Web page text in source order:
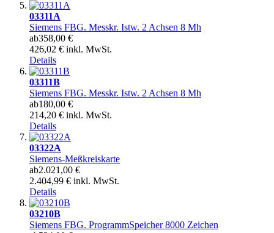
03311A
Siemens FBG. Messkr. Istw. 2 Achsen 8 Mh
ab358,00 €
426,02 € inkl. MwSt.
Details
03311B
Siemens FBG. Messkr. Istw. 2 Achsen 8 Mh
ab180,00 €
214,20 € inkl. MwSt.
Details
03322A
Siemens-Meßkreiskarte
ab2.021,00 €
2.404,99 € inkl. MwSt.
Details
03210B
Siemens FBG. ProgrammSpeicher 8000 Zeichen